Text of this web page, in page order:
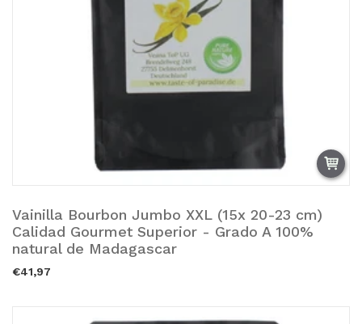
Vainilla Bourbon Jumbo XXL (15x 20-23 cm)
Calidad Gourmet Superior - Grado A 100%
natural de Madagascar
Añadir a la cesta.
€41,97